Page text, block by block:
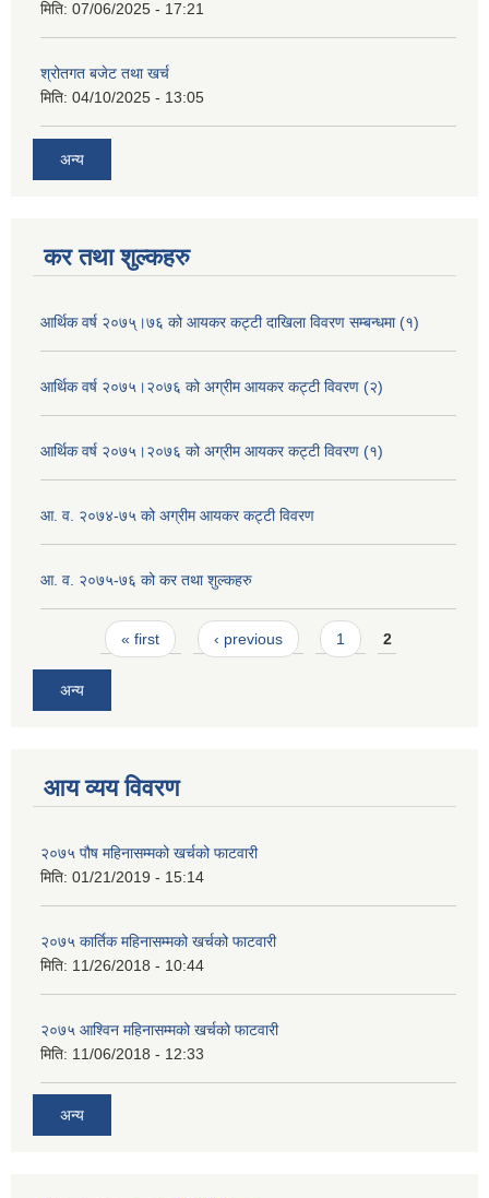
मिति: 07/06/2025 - 17:21
श्रोतगत बजेट तथा खर्च
मिति: 04/10/2025 - 13:05
अन्य
कर तथा शुल्कहरु
आर्थिक वर्ष २०७५्।७६ को आयकर कट्टी दाखिला विवरण सम्बन्धमा (१)
आर्थिक वर्ष २०७५।२०७६ को अग्रीम आयकर कट्टी विवरण (२)
आर्थिक वर्ष २०७५।२०७६ को अग्रीम आयकर कट्टी विवरण (१)
आ. व. २०७४-७५ को अग्रीम आयकर कट्टी विवरण
आ. व. २०७५-७६ को कर तथा शुल्कहरु
Pages« first ‹ previous 1 2
अन्य
आय व्यय विवरण
२०७५ पौष महिनासम्मको खर्चको फाटवारी
मिति: 01/21/2019 - 15:14
२०७५ कार्तिक महिनासम्मको खर्चको फाटवारी
मिति: 11/26/2018 - 10:44
२०७५ आश्विन महिनासम्मको खर्चको फाटवारी
मिति: 11/06/2018 - 12:33
अन्य